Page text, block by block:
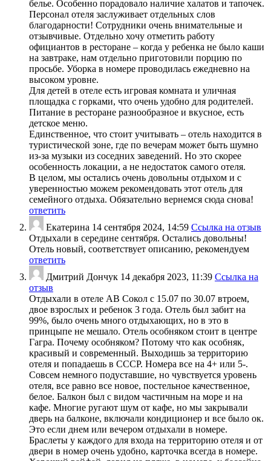
белье. Особенно порадовало наличие халатов и тапочек.
Персонал отеля заслуживает отдельных слов
благодарности! Сотрудники очень внимательные и
отзывчивые. Отдельно хочу отметить работу
официантов в ресторане – когда у ребенка не было каши
на завтраке, нам отдельно приготовили порцию по
просьбе. Уборка в номере проводилась ежедневно на
высоком уровне.
Для детей в отеле есть игровая комната и уличная
площадка с горками, что очень удобно для родителей.
Питание в ресторане разнообразное и вкусное, есть
детское меню.
Единственное, что стоит учитывать – отель находится в
туристической зоне, где по вечерам может быть шумно
из-за музыки из соседних заведений. Но это скорее
особенность локации, а не недостаток самого отеля.
В целом, мы остались очень довольны отдыхом и с
уверенностью можем рекомендовать этот отель для
семейного отдыха. Обязательно вернемся сюда снова!
ответить
Екатерина 14 сентября 2024, 14:59 Ссылка на отзыв
Отдыхали в середине сентября. Остались довольны!
Отель новый, соответствует описанию, рекомендуем
ответить
Дмитрий Дончук 14 декабря 2023, 11:39 Ссылка на
отзыв
Отдыхали в отеле АВ Сокол с 15.07 по 30.07 втроем,
двое взрослых и ребенок 3 года. Отель был забит на
99%, было очень много отдыхающих, но в это в
принцыпе не мешало. Отель особняком стоит в центре
Гагра. Почему особняком? Потому что как особняк,
красивый и современный. Выходишь за территорию
отеля и попадаешь в СССР. Номера все на 4+ или 5-.
Совсем немного подуставшие, но чувствуется уровень
отеля, все равно все новое, постельное качественное,
белое. Балкон был с видом частичным на море и на
кафе. Многие ругают шум от кафе, но мы закрывали
дверь на балконе, включали кондиционер и все было ок.
Это если днем или вечером отдыхали в номере.
Браслеты у каждого для входа на территорию отеля и от
двери в номер очень удобно, карточка всегда в номере.